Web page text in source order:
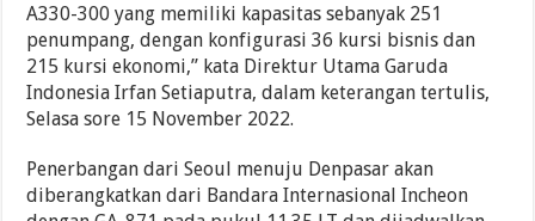
A330-300 yang memiliki kapasitas sebanyak 251
penumpang, dengan konfigurasi 36 kursi bisnis dan
215 kursi ekonomi,” kata Direktur Utama Garuda
Indonesia Irfan Setiaputra, dalam keterangan tertulis,
Selasa sore 15 November 2022.
Penerbangan dari Seoul menuju Denpasar akan
diberangkatkan dari Bandara Internasional Incheon